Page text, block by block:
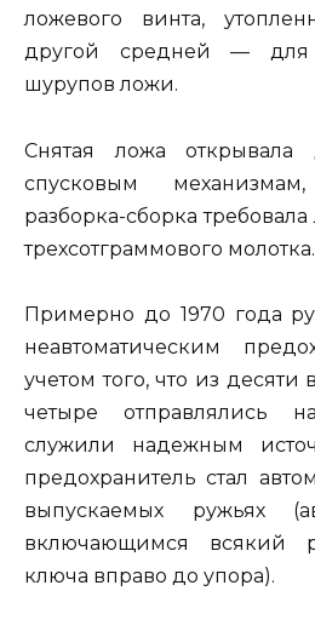
ложевого винта,
другой средней —
шурупов ложи.
Снятая ложа открывала
спусковым
разборка-сборка
трехсотграммового молотка.
Примерно до 1970 года
неавтоматическим
учетом того, что из
четыре отправлялись
служили надежным
предохранитель стал
выпускаемых ружьях
включающимся всякий
ключа вправо до упора).